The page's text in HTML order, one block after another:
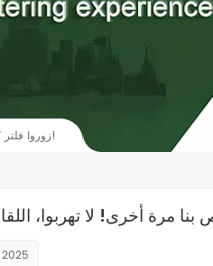
زوروا فلتر كول ووركس الخاص بنا مرة أخرى! لا تهربوا، اللقاء مصيري!